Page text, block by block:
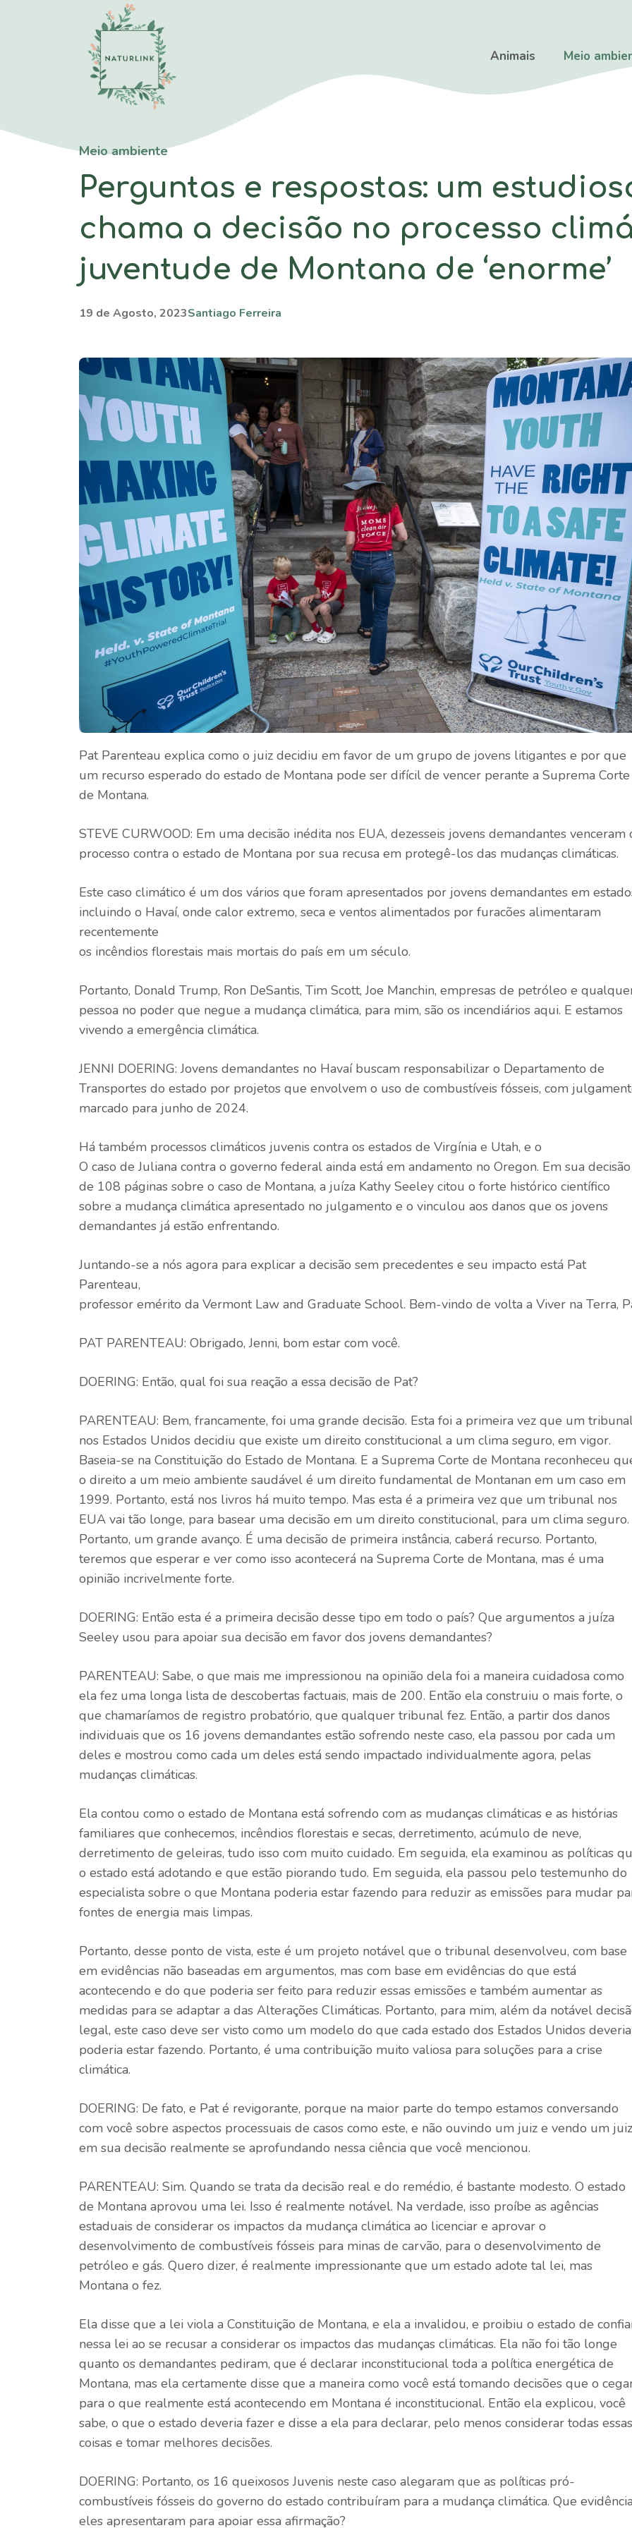
Animais Meio
Meio ambiente
Perguntas e respostas: um
chama a decisão no processo
juventude de Montana de ‘enorme’
19 de Agosto, 2023Santiago Ferreira
Pat Parenteau explica como o juiz decidiu em favor de um grupo de jovens litigantes e por que
um recurso esperado do estado de Montana pode ser difícil de vencer perante a Suprema Corte
de Montana.
STEVE CURWOOD: Em uma decisão inédita nos EUA, dezesseis jovens demandantes venceram
processo contra o estado de Montana por sua recusa em protegê-los das mudanças climáticas.
Este caso climático é um dos vários que foram apresentados por jovens demandantes em
incluindo o Havaí, onde calor extremo, seca e ventos alimentados por furacões alimentaram
recentemente
os incêndios florestais mais mortais do país em um século.
Portanto, Donald Trump, Ron DeSantis, Tim Scott, Joe Manchin, empresas de petróleo e
pessoa no poder que negue a mudança climática, para mim, são os incendiários aqui. E estamos
vivendo a emergência climática.
JENNI DOERING: Jovens demandantes no Havaí buscam responsabilizar o Departamento de
Transportes do estado por projetos que envolvem o uso de combustíveis fósseis, com
marcado para junho de 2024.
Há também processos climáticos juvenis contra os estados de Virgínia e Utah, e o
O caso de Juliana contra o governo federal ainda está em andamento no Oregon. Em sua decisão
de 108 páginas sobre o caso de Montana, a juíza Kathy Seeley citou o forte histórico científico
sobre a mudança climática apresentado no julgamento e o vinculou aos danos que os jovens
demandantes já estão enfrentando.
Juntando-se a nós agora para explicar a decisão sem precedentes e seu impacto está Pat
Parenteau,
professor emérito da Vermont Law and Graduate School. Bem-vindo de volta a Viver na Terra,
PAT PARENTEAU: Obrigado, Jenni, bom estar com você.
DOERING: Então, qual foi sua reação a essa decisão de Pat?
PARENTEAU: Bem, francamente, foi uma grande decisão. Esta foi a primeira vez que um
nos Estados Unidos decidiu que existe um direito constitucional a um clima seguro, em vigor.
Baseia-se na Constituição do Estado de Montana. E a Suprema Corte de Montana reconheceu
o direito a um meio ambiente saudável é um direito fundamental de Montanan em um caso em
1999. Portanto, está nos livros há muito tempo. Mas esta é a primeira vez que um tribunal nos
EUA vai tão longe, para basear uma decisão em um direito constitucional, para um clima seguro.
Portanto, um grande avanço. É uma decisão de primeira instância, caberá recurso. Portanto,
teremos que esperar e ver como isso acontecerá na Suprema Corte de Montana, mas é uma
opinião incrivelmente forte.
DOERING: Então esta é a primeira decisão desse tipo em todo o país? Que argumentos a juíza
Seeley usou para apoiar sua decisão em favor dos jovens demandantes?
PARENTEAU: Sabe, o que mais me impressionou na opinião dela foi a maneira cuidadosa como
ela fez uma longa lista de descobertas factuais, mais de 200. Então ela construiu o mais forte, o
que chamaríamos de registro probatório, que qualquer tribunal fez. Então, a partir dos danos
individuais que os 16 jovens demandantes estão sofrendo neste caso, ela passou por cada um
deles e mostrou como cada um deles está sendo impactado individualmente agora, pelas
mudanças climáticas.
Ela contou como o estado de Montana está sofrendo com as mudanças climáticas e as histórias
familiares que conhecemos, incêndios florestais e secas, derretimento, acúmulo de neve,
derretimento de geleiras, tudo isso com muito cuidado. Em seguida, ela examinou as políticas
o estado está adotando e que estão piorando tudo. Em seguida, ela passou pelo testemunho do
especialista sobre o que Montana poderia estar fazendo para reduzir as emissões para mudar
fontes de energia mais limpas.
Portanto, desse ponto de vista, este é um projeto notável que o tribunal desenvolveu, com base
em evidências não baseadas em argumentos, mas com base em evidências do que está
acontecendo e do que poderia ser feito para reduzir essas emissões e também aumentar as
medidas para se adaptar a das Alterações Climáticas. Portanto, para mim, além da notável
legal, este caso deve ser visto como um modelo do que cada estado dos Estados Unidos
poderia estar fazendo. Portanto, é uma contribuição muito valiosa para soluções para a crise
climática.
DOERING: De fato, e Pat é revigorante, porque na maior parte do tempo estamos conversando
com você sobre aspectos processuais de casos como este, e não ouvindo um juiz e vendo um juiz
em sua decisão realmente se aprofundando nessa ciência que você mencionou.
PARENTEAU: Sim. Quando se trata da decisão real e do remédio, é bastante modesto. O estado
de Montana aprovou uma lei. Isso é realmente notável. Na verdade, isso proíbe as agências
estaduais de considerar os impactos da mudança climática ao licenciar e aprovar o
desenvolvimento de combustíveis fósseis para minas de carvão, para o desenvolvimento de
petróleo e gás. Quero dizer, é realmente impressionante que um estado adote tal lei, mas
Montana o fez.
Ela disse que a lei viola a Constituição de Montana, e ela a invalidou, e proibiu o estado de
nessa lei ao se recusar a considerar os impactos das mudanças climáticas. Ela não foi tão longe
quanto os demandantes pediram, que é declarar inconstitucional toda a política energética de
Montana, mas ela certamente disse que a maneira como você está tomando decisões que o
para o que realmente está acontecendo em Montana é inconstitucional. Então ela explicou, você
sabe, o que o estado deveria fazer e disse a ela para declarar, pelo menos considerar todas essas
coisas e tomar melhores decisões.
DOERING: Portanto, os 16 queixosos Juvenis neste caso alegaram que as políticas pró-
combustíveis fósseis do governo do estado contribuíram para a mudança climática. Que
eles apresentaram para apoiar essa afirmação?